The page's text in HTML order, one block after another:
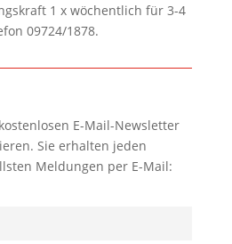
1 x wöchentlich für 3-4
09724/1878.
E-Mail-Newsletter
Sie erhalten jeden
Meldungen per E-Mail: